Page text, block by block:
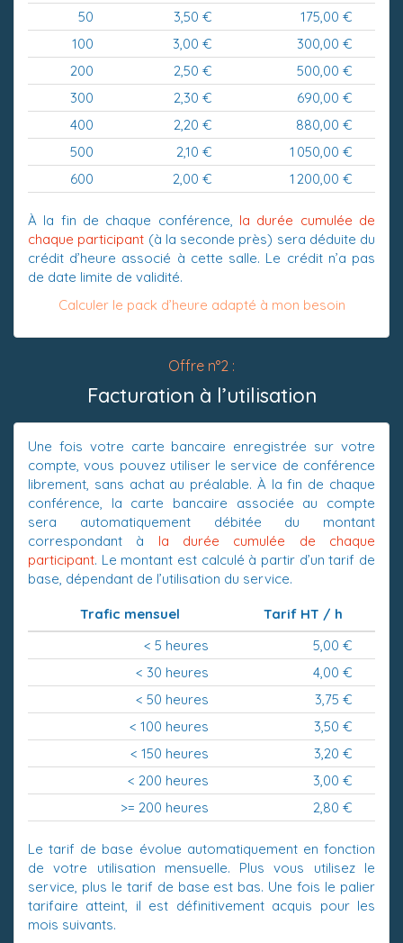
50
3,50 €
175,00 €
100
3,00 €
300,00 €
200
2,50 €
500,00 €
300
2,30 €
690,00 €
400
2,20 €
880,00 €
500
2,10 €
1 050,00 €
600
2,00 € 1 200,00 €
À la fin de chaque conférence, la durée cumulée de
chaque participant (à la seconde près) sera déduite du
crédit d’heure associé à cette salle. Le crédit n’a pas
de date limite de validité.
Calculer le pack d’heure adapté à mon besoin
Offre n°2 :
Facturation à l’utilisation
Une fois votre carte bancaire enregistrée sur votre
compte, vous pouvez utiliser le service de conférence
librement, sans achat au préalable. À la fin de chaque
conférence, la carte bancaire associée au compte
sera automatiquement débitée du montant
correspondant à la durée cumulée de chaque
participant. Le montant est calculé à partir d’un tarif de
base, dépendant de l’utilisation du service.
Trafic mensuel
Tarif HT / h
< 5 heures
5,00 €
< 30 heures
4,00 €
< 50 heures
3,75 €
< 100 heures
3,50 €
< 150 heures
3,20 €
< 200 heures
3,00 €
>= 200 heures
2,80 €
Le tarif de base évolue automatiquement en fonction
de votre utilisation mensuelle. Plus vous utilisez le
service, plus le tarif de base est bas. Une fois le palier
tarifaire atteint, il est définitivement acquis pour les
mois suivants.